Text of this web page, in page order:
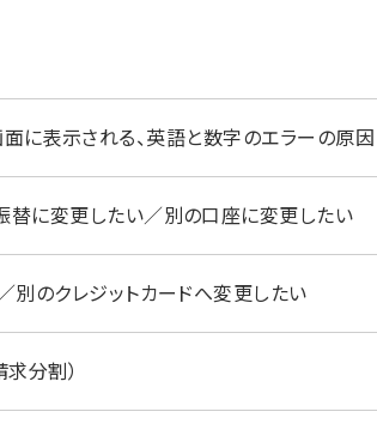
に表示される、英語と数字のエラーの原
に変更したい／別の口座に変更したい
別のクレジットカードへ変更したい
分割）